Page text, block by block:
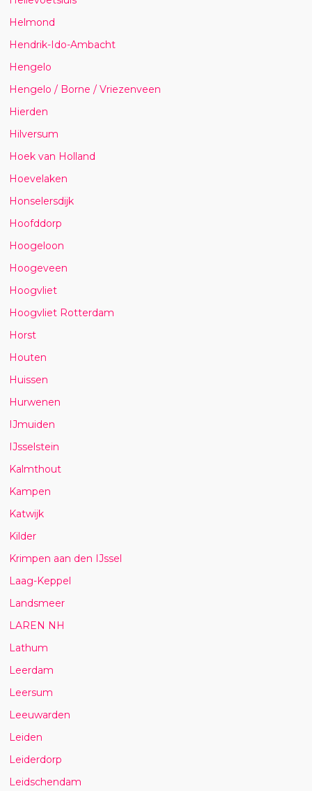
Helmond
Hendrik-Ido-Ambacht
Hengelo
Hengelo / Borne / Vriezenveen
Hierden
Hilversum
Hoek van Holland
Hoevelaken
Honselersdijk
Hoofddorp
Hoogeloon
Hoogeveen
Hoogvliet
Hoogvliet Rotterdam
Horst
Houten
Huissen
Hurwenen
IJmuiden
IJsselstein
Kalmthout
Kampen
Katwijk
Kilder
Krimpen aan den IJssel
Laag-Keppel
Landsmeer
LAREN NH
Lathum
Leerdam
Leersum
Leeuwarden
Leiden
Leiderdorp
Leidschendam